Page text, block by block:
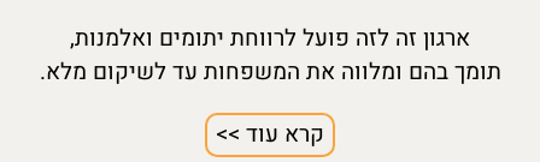
ארגון זה לזה פועל לרווחת יתומים ואלמנות,
תומך בהם ומלווה את המשפחות עד לשיקום מלא.
קרא עוד >>